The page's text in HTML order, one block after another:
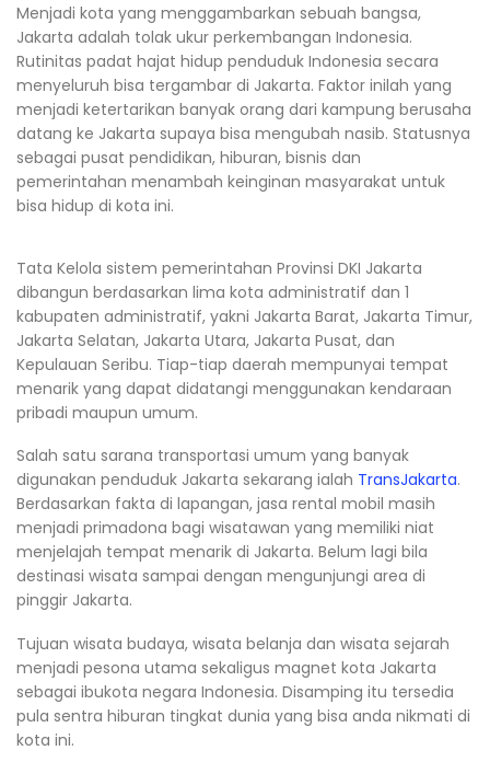
Menjadi kota yang menggambarkan sebuah bangsa,
Jakarta adalah tolak ukur perkembangan Indonesia.
Rutinitas padat hajat hidup penduduk Indonesia secara
menyeluruh bisa tergambar di Jakarta. Faktor inilah yang
menjadi ketertarikan banyak orang dari kampung berusaha
datang ke Jakarta supaya bisa mengubah nasib. Statusnya
sebagai pusat pendidikan, hiburan, bisnis dan
pemerintahan menambah keinginan masyarakat untuk
bisa hidup di kota ini.
Tata Kelola sistem pemerintahan Provinsi DKI Jakarta
dibangun berdasarkan lima kota administratif dan 1
kabupaten administratif, yakni Jakarta Barat, Jakarta Timur,
Jakarta Selatan, Jakarta Utara, Jakarta Pusat, dan
Kepulauan Seribu. Tiap-tiap daerah mempunyai tempat
menarik yang dapat didatangi menggunakan kendaraan
pribadi maupun umum.
Salah satu sarana transportasi umum yang banyak
digunakan penduduk Jakarta sekarang ialah TransJakarta.
Berdasarkan fakta di lapangan, jasa rental mobil masih
menjadi primadona bagi wisatawan yang memiliki niat
menjelajah tempat menarik di Jakarta. Belum lagi bila
destinasi wisata sampai dengan mengunjungi area di
pinggir Jakarta.
Tujuan wisata budaya, wisata belanja dan wisata sejarah
menjadi pesona utama sekaligus magnet kota Jakarta
sebagai ibukota negara Indonesia. Disamping itu tersedia
pula sentra hiburan tingkat dunia yang bisa anda nikmati di
kota ini.